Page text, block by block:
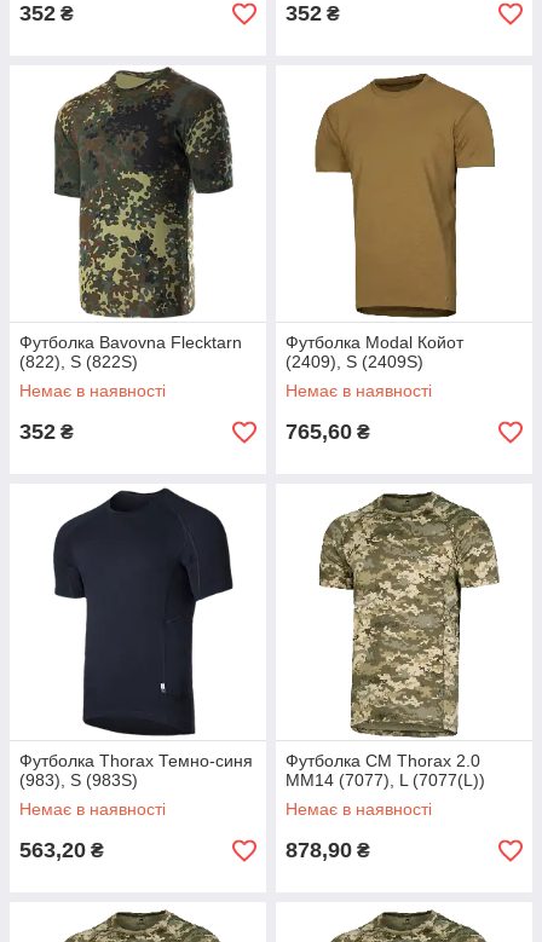
352 ₴ 352 ₴
Футболка Bavovna Flecktarn
(822), S (822S)
Немає в наявності
352 ₴
Футболка Modal Койот
(2409), S (2409S)
Немає в наявності
765,60 ₴
Футболка Thorax Темно-синя
(983), S (983S)
Немає в наявності
563,20 ₴
Футболка CM Thorax 2.0
ММ14 (7077), L (7077(L))
Немає в наявності
878,90 ₴